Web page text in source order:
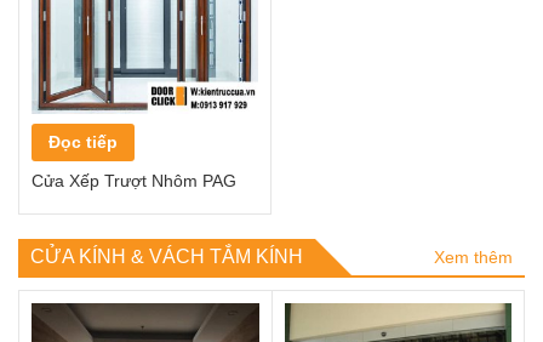
Đọc tiếp
Cửa Xếp Trượt Nhôm PAG
CỬA KÍNH & VÁCH TẮM KÍNH Xem thêm